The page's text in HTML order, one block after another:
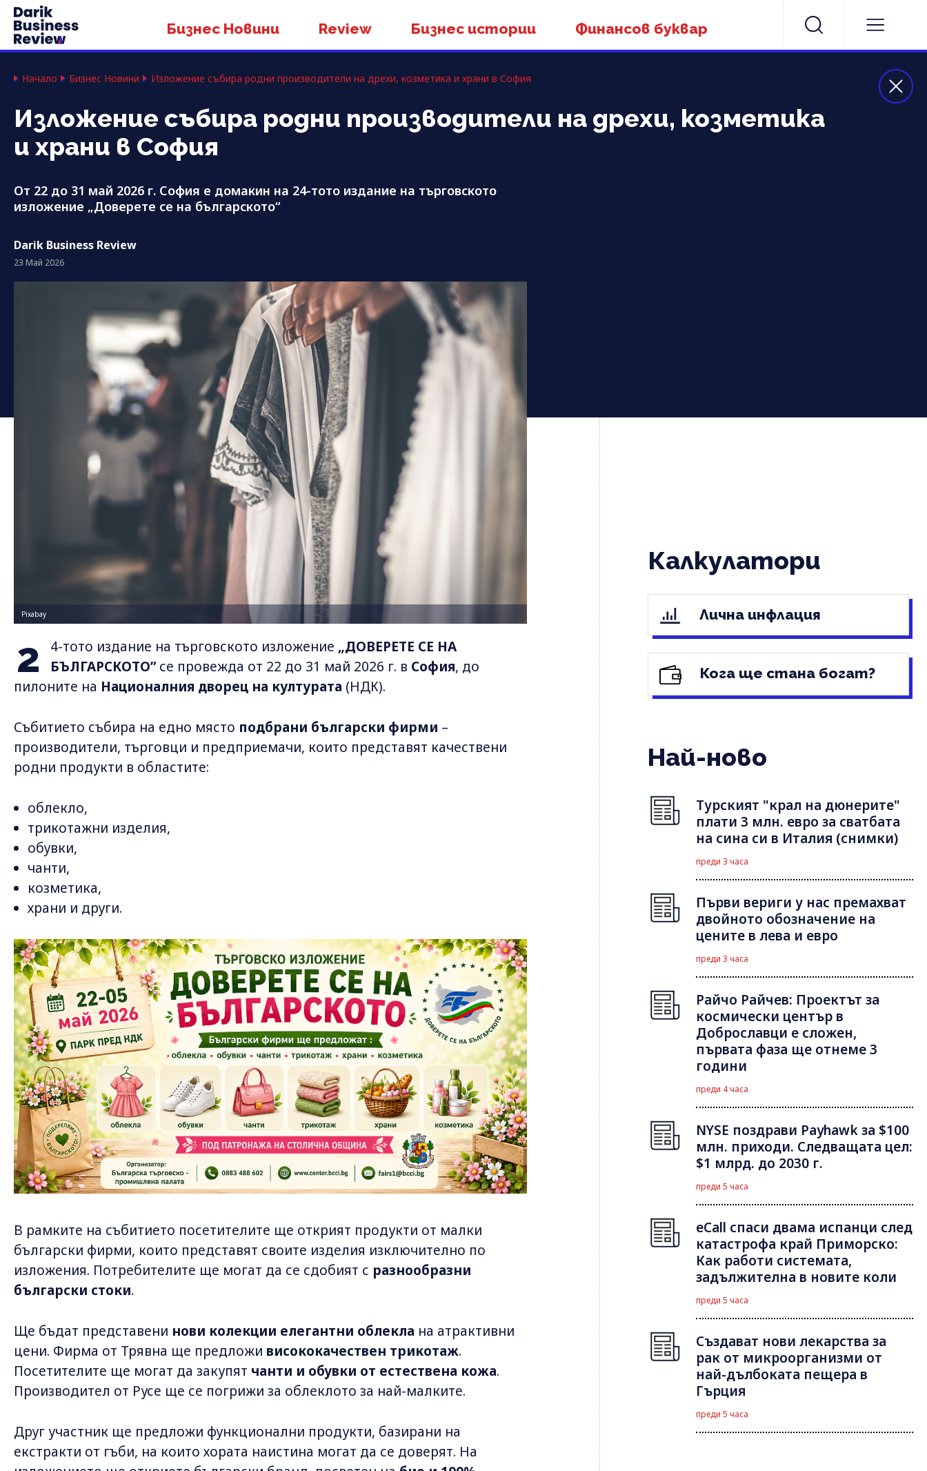
Бизнес Новини Review Бизнес истории Финансов буквар
Начало Бизнес Новини Изложение събира родни производители на дрехи, козметика и храни в София
Изложение събира родни производители на дрехи, козметика
и храни в София
От 22 до 31 май 2026 г. София е домакин на 24-тото издание на търговското
изложение „Доверете се на българското“
Darik Business Review
23 Май 2026
Pixabay
2 4-тото издание на търговското изложение „ДОВЕРЕТЕ СЕ НА
БЪЛГАРСКОТО”се провежда от 22 до 31 май 2026 г. в София, до
пилоните на Националния дворец на културата (НДК).
Събитието събира на едно място подбрани български фирми –
производители, търговци и предприемачи, които представят качествени
родни продукти в областите:
облекло,
трикотажни изделия,
обувки,
чанти,
козметика,
храни и други.
В рамките на събитието посетителите ще открият продукти от малки
български фирми, които представят своите изделия изключително по
изложения. Потребителите ще могат да се сдобият с разнообразни
български стоки.
Ще бъдат представени нови колекции елегантни облекла на атрактивни
цени. Фирма от Трявна ще предложи висококачествен трикотаж.
Посетителите ще могат да закупят чанти и обувки от естествена кожа.
Производител от Русе ще се погрижи за облеклото за най-малките.
Друг участник ще предложи функционални продукти, базирани на
екстракти от гъби, на които хората наистина могат да се доверят. На
Калкулатори
Лична инфлация
Кога ще стана богат?
Най-ново
Турският "крал на дюнерите"
плати 3 млн. евро за сватбата
на сина си в Италия (снимки)
преди 3 часа
Първи вериги у нас премахват
двойното обозначение на
цените в лева и евро
преди 3 часа
Райчо Райчев: Проектът за
космически център в
Доброславци е сложен,
първата фаза ще отнеме 3
години
преди 4 часа
NYSE поздрави Payhawk за $100
млн. приходи. Следващата цел:
$1 млрд. до 2030 г.
преди 5 часа
eCall спаси двама испанци след
катастрофа край Приморско:
Как работи системата,
задължителна в новите коли
преди 5 часа
Създават нови лекарства за
рак от микроорганизми от
най-дълбоката пещера в
Гърция
преди 5 часа